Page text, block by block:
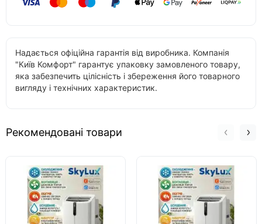
Надається офіційна гарантія від виробника. Компанія
"Київ Комфорт" гарантує упаковку замовленого товару,
яка забезпечить цілісність і збереження його товарного
вигляду і технічних характеристик.
Рекомендовані товари